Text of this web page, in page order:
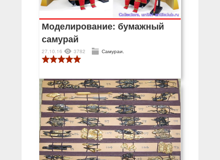
Моделирование: бумажный
самурай
27.10.16 3782 Самураи.